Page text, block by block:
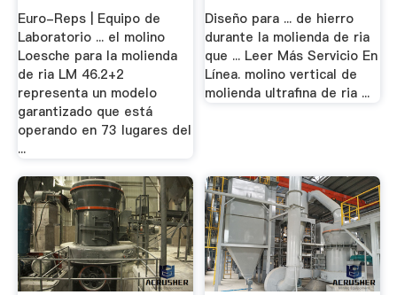
Euro-Reps | Equipo de
Laboratorio ... el molino
Loesche para la molienda
de ria LM 46.2+2
representa un modelo
garantizado que está
operando en 73 lugares del
...
Diseño para ... de hierro
durante la molienda de ria
que ... Leer Más Servicio En
Línea. molino vertical de
molienda ultrafina de ria ...